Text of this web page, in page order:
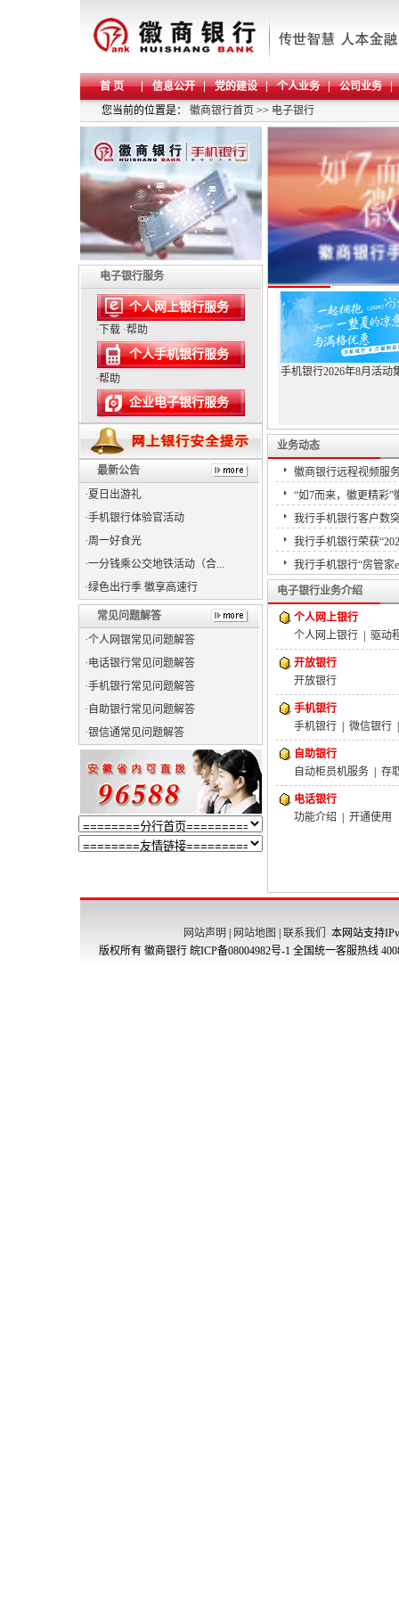
首 页 信息公开 党的建设 个人业务
公司业务
您当前的位置是： 徽商银行首页 >> 电子银行
电子银行服务
个人网上银行服务
· 下载 ·帮助
个人手机银行服务
·帮助
企业电子银行服务
最新公告
·夏日出游礼
·手机银行体验官活动
·周一好食光
·一分钱乘公交地铁活动（合...
·绿色出行季 徽享高速行
常见问题解答
·个人网银常见问题解答
·电话银行常见问题解答
·手机银行常见问题解答
·自助银行常见问题解答
·银信通常见问题解答
手机银行2026年8月活动
业务动态
徽商银行远程视频服
“如7而来，徽更精彩
我行手机银行客户数
我行手机银行荣获
我行手机银行“房管家
电子银行业务介绍
个人网上银行
个人网上银行
驱动
开放银行
开放银行
手机银行
手机银行
微信银行
自助银行
自动柜员机服务
存
电话银行
功能介绍
开通使用
网站声明 网站地图 联系我们
本网站支持
版权所有 徽商银行 皖ICP备08004982号-1 全国统一客服热线